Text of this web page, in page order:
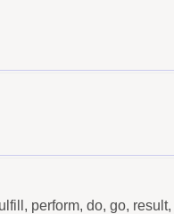
perform, do, go,